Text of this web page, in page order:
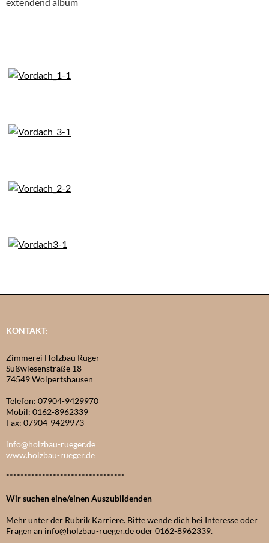
KONTAKT:
Zimmerei Holzbau Rüger
Süßwiesenstraße 18
74549 Wolpertshausen
Telefon: 07904-9429970
Mobil: 0162-8962339
Fax: 07904-9429973
info@holzbau-rueger.de
www.holzbau-rueger.de
*********************************
Wir suchen eine/einen Auszubildenden
Mehr unter der Rubrik Karriere. Bitte wende dich bei Interesse oder
Fragen an info@holzbau-rueger.de oder 0162-8962339.